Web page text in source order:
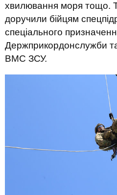
хвилювання моря тощо.
доручили бійцям
спеціального
Держприкордонслужби
ВМС ЗСУ.